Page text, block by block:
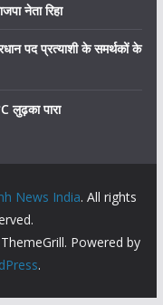
नेता रिहा
पद प्रत्याशी के समर्थकों के
लुढ़का पारा
News India. All rights
Powered by
.